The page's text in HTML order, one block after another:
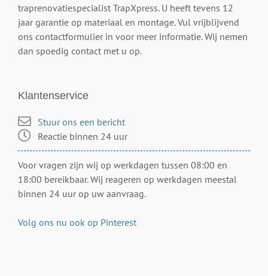
traprenovatiespecialist TrapXpress. U heeft tevens 12
jaar garantie op materiaal en montage. Vul vrijblijvend
ons contactformulier in voor meer informatie. Wij nemen
dan spoedig contact met u op.
Klantenservice
Stuur ons een bericht
Reactie binnen 24 uur
Voor vragen zijn wij op werkdagen tussen 08:00 en
18:00 bereikbaar. Wij reageren op werkdagen meestal
binnen 24 uur op uw aanvraag.
Volg ons nu ook op Pinterest